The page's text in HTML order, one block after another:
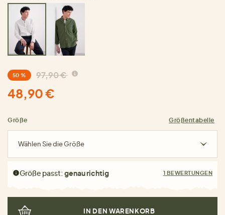
50 % 97,90 €
48,90 €
Größe Größentabelle
Wählen Sie die Größe
Größe passt:genau richtig 1 BEWERTUNGEN
IN DEN WARENKORB